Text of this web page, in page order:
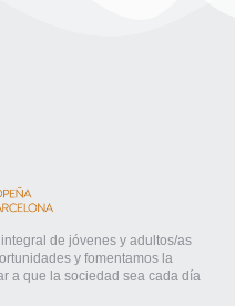
de jóvenes y adultos/as
y fomentamos la
a que la sociedad sea cada día